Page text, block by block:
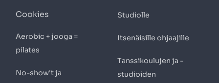
Cookies
Aerobic + jooga =
pilates
No-show't ja
Studiolle
Itsenäisille ohjaajille
Tanssikoulujen ja -
studioiden